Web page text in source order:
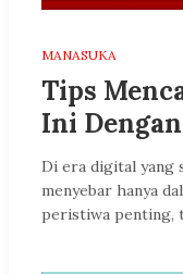
MANASUKA
Tips
Ini
Di era digital yang
menyebar hanya
peristiwa penting,